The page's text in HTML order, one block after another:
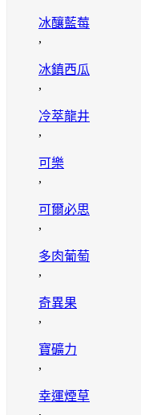
冰釀藍莓
,
冰鎮西瓜
,
冷萃龍井
,
可樂
,
可爾必思
,
多肉葡萄
,
奇異果
,
寶礦力
,
幸運煙草
,